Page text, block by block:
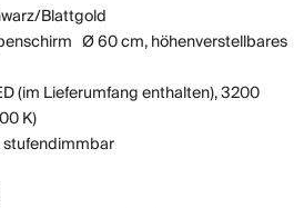
Blattgold
Ø 60 cm, höhenverstellbares
(im Lieferumfang enthalten), 3200
K)
stufendimmbar